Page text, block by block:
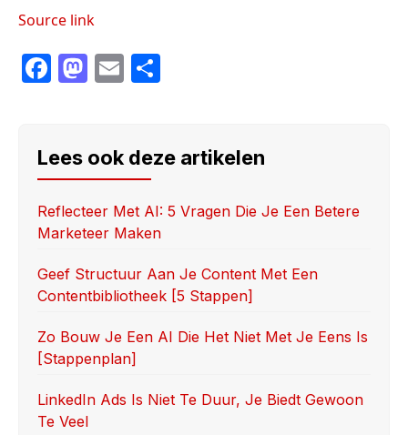
Source link
F
e
b
o
o
k
M
o
d
o
n
E
e
Lees ook deze artikelen
Reflecteer Met AI: 5 Vragen Die Je Een Betere
Marketeer Maken
Geef Structuur Aan Je Content Met Een
Contentbibliotheek [5 Stappen]
Zo Bouw Je Een AI Die Het Niet Met Je Eens Is
[stappenplan]
LinkedIn Ads Is Niet Te Duur, Je Biedt Gewoon
Te Veel